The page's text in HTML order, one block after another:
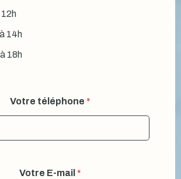
12h
14h
18h
Votre téléphone *
Votre E-mail *